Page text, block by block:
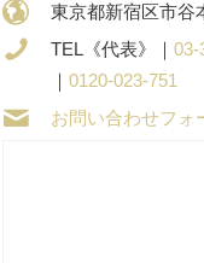
東京都新宿区市谷
TEL《代表》｜ 03-
｜ 0120-023-751
お問い合わせフォ